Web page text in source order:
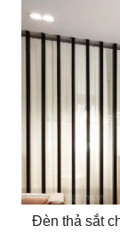
Đèn thả sắt